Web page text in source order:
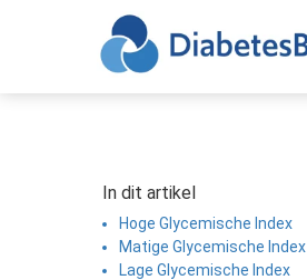
In dit artikel
Hoge Glycemische Index
Matige Glycemische Index
Lage Glycemische Index